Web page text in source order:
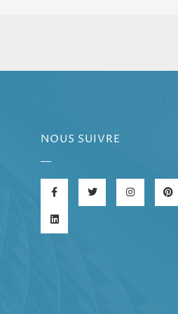
NOUS SUIVRE